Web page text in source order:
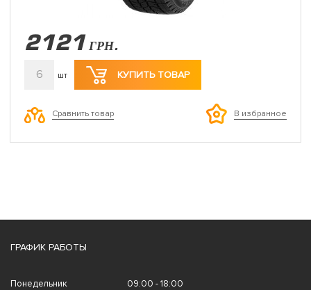
2121 ГРН.
6 шт КУПИТЬ ТОВАР
Сравнить товар В избранное
ГРАФИК РАБОТЫ
Понедельник 09:00 - 18:00